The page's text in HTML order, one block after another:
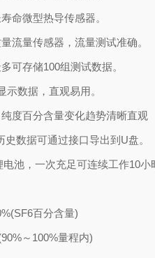
命微型热导传感器。
流量传感器，流量测试准确。
可存储100组测试数据。
示数据，直观易用。
度百分含量变化趋势清晰直观
数据可通过接口导出到U盘。
池，一次充足可连续工作10小
百分含量)
～100%量程内)